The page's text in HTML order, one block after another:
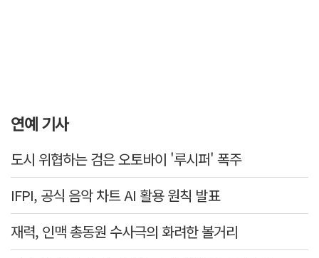
연예 기사
도시 위협하는 검은 오토바이 '루시퍼' 폭주
IFPI, 공식 음악 차트 AI 활용 원칙 발표
재력, 인맥 총동원 수사극의 화려한 볼거리